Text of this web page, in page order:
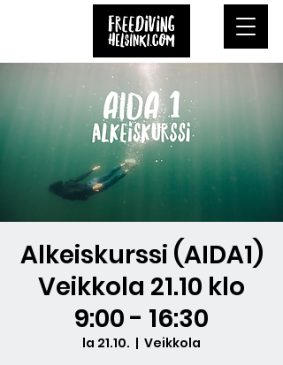
Alkeiskurssi (AIDA1)
Veikkola 21.10 klo
9:00 - 16:30
la 21.10.
  |
Veikkola